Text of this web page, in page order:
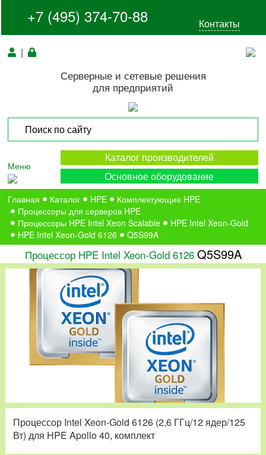
+7 (495) 374-70-88 Контакты
|
Серверные и сетевые решения
для предприятий
Меню
Каталог производителей
Основное оборудование
Главная Каталог HPE
Комплектующие HPE
Процессоры для серверов HPE
Процессоры HPE Intel Xeon Scalable
HPE Intel Xeon-Gold
HPE Intel Xeon-Gold 6126
Q5S99A
Процессор HPE Intel Xeon-Gold 6126 Q5S99A
Процессор Intel Xeon-Gold 6126 (2,6 ГГц/12 ядер/125
Вт) для HPE Apollo 40, комплект